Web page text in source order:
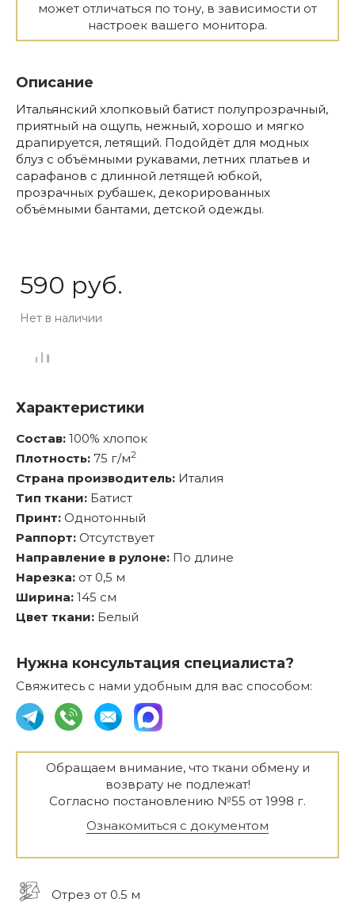
может отличаться по тону, в зависимости от
настроек вашего монитора.
Описание
Итальянский хлопковый батист полупрозрачный,
приятный на ощупь, нежный, хорошо и мягко
драпируется, летящий. Подойдёт для модных
блуз с объёмными рукавами, летних платьев и
сарафанов с длинной летящей юбкой,
прозрачных рубашек, декорированных
объёмными бантами, детской одежды.
590 руб.
Нет в наличии
Характеристики
Состав: 100% хлопок
Плотность: 75 г/м2
Страна производитель: Италия
Тип ткани: Батист
Принт: Однотонный
Раппорт: Отсутствует
Направление в рулоне: По длине
Нарезка: от 0,5 м
Ширина: 145 см
Цвет ткани: Белый
Нужна консультация специалиста?
Свяжитесь с нами удобным для вас способом:
Обращаем внимание, что ткани обмену и
возврату не подлежат!
Согласно постановлению №55 от 1998 г.
Ознакомиться с документом
Отрез от 0.5 м